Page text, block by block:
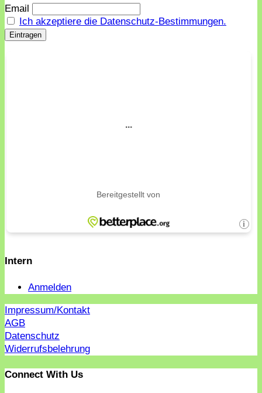
Email
Ich akzeptiere die Datenschutz-Bestimmungen.
Intern
Anmelden
Impressum/Kontakt
AGB
Datenschutz
Widerrufsbelehrung
Connect With Us